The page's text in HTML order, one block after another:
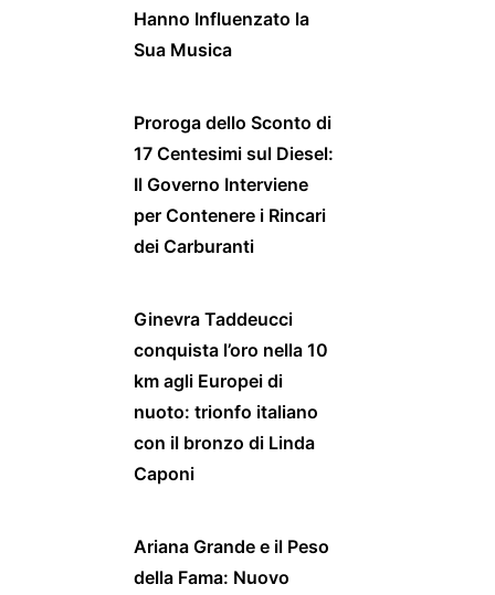
Hanno Influenzato la
Sua Musica
Proroga dello Sconto di
17 Centesimi sul Diesel:
Il Governo Interviene
per Contenere i Rincari
dei Carburanti
Ginevra Taddeucci
conquista l’oro nella 10
km agli Europei di
nuoto: trionfo italiano
con il bronzo di Linda
Caponi
Ariana Grande e il Peso
della Fama: Nuovo